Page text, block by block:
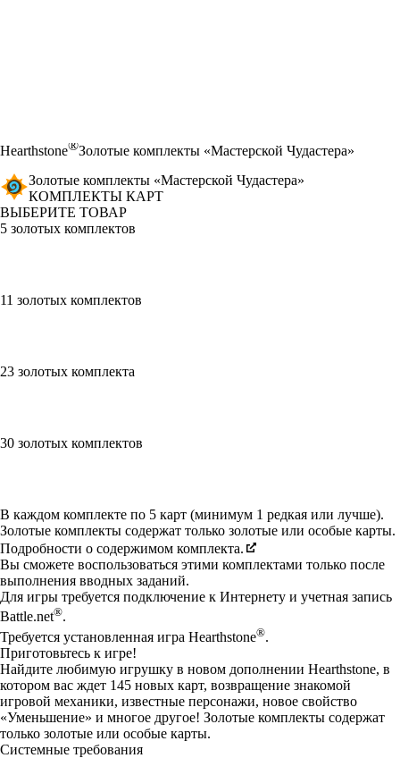
Hearthstone®Золотые комплекты «Мастерской Чудастера»
Золотые комплекты «Мастерской Чудастера»
КОМПЛЕКТЫ КАРТ
ВЫБЕРИТЕ ТОВАР
5 золотых комплектов
11 золотых комплектов
23 золотых комплекта
30 золотых комплектов
Available actions
В каждом комплекте по 5 карт (минимум 1 редкая или лучше).
Золотые комплекты содержат только золотые или особые карты.
Подробности о содержимом комплекта.
Вы сможете воспользоваться этими комплектами только после
выполнения вводных заданий.
Для игры требуется подключение к Интернету и учетная запись
Battle.net®.
Требуется установленная игра Hearthstone®.
Приготовьтесь к игре!
Найдите любимую игрушку в новом дополнении Hearthstone, в
котором вас ждет 145 новых карт, возвращение знакомой
игровой механики, известные персонажи, новое свойство
«Уменьшение» и многое другое! Золотые комплекты содержат
только золотые или особые карты.
Системные требования